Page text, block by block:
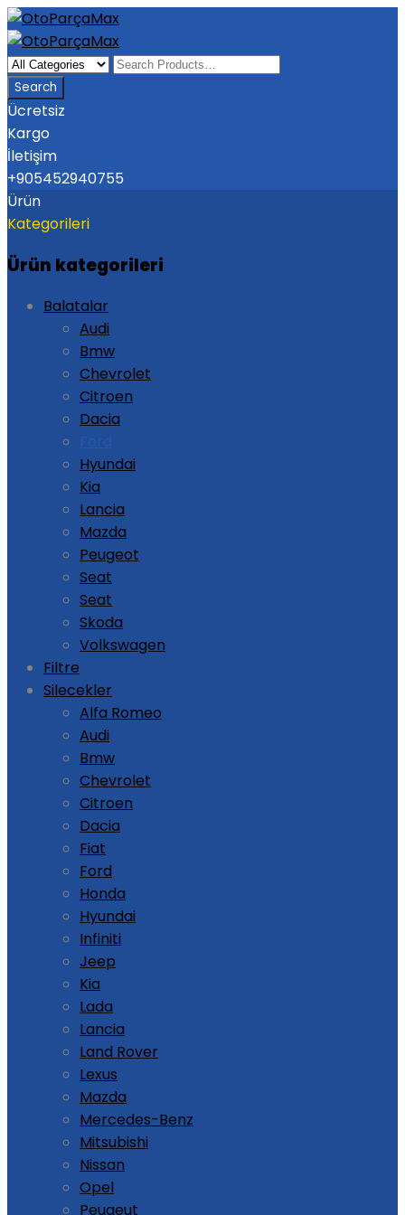
Ücretsiz
Kargo
İletişim
+905452940755
Ürün
Kategorileri
Ürün kategorileri
Balatalar
Audi
Bmw
Chevrolet
Citroen
Dacia
Hyundai
Kia
Lancia
Mazda
Peugeot
Seat
Seat
Skoda
Volkswagen
Filtre
Silecekler
Alfa Romeo
Audi
Bmw
Chevrolet
Citroen
Dacia
Fiat
Ford
Honda
Hyundai
Infiniti
Jeep
Kia
Lada
Lancia
Land Rover
Lexus
Mazda
Mercedes-Benz
Mitsubishi
Nissan
Opel
Peugeut